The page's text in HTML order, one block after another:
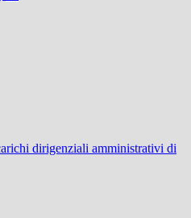
dirigenziali amministrativi di